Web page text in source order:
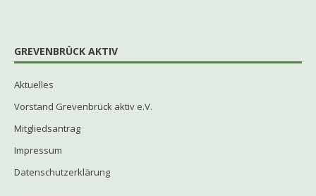
GREVENBRÜCK AKTIV
Aktuelles
Vorstand Grevenbrück aktiv e.V.
Mitgliedsantrag
Impressum
Datenschutzerklärung